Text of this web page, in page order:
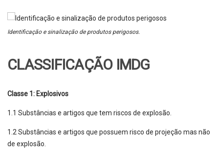
Identificação e sinalização de produtos perigosos.
CLASSIFICAÇÃO IMDG
Classe 1: Explosivos
1.1 Substâncias e artigos que tem riscos de explosão.
1.2 Substâncias e artigos que possuem risco de projeção mas não
de explosão.